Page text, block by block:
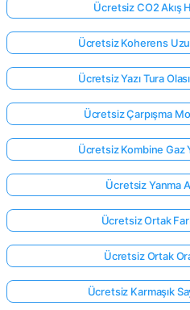
Ücretsiz CO2 Akış
Ücretsiz Koherens
Ücretsiz Yazı Tura
Ücretsiz Çarpışma
Ücretsiz Kombine Gaz
Ücretsiz Yanma
Ücretsiz Ortak
Ücretsiz Ortak
Ücretsiz Karmaşık